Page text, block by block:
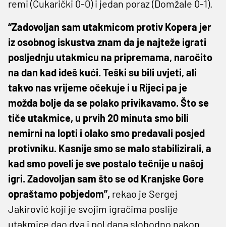
remi (Čukarički 0-0) i jedan poraz (Domžale 0-1).
“Zadovoljan sam utakmicom protiv Kopera jer
iz osobnog iskustva znam da je najteže igrati
posljednju utakmicu na pripremama, naročito
na dan kad ideš kući. Teški su bili uvjeti, ali
takvo nas vrijeme očekuje i u Rijeci pa je
možda bolje da se polako privikavamo. Što se
tiče utakmice, u prvih 20 minuta smo bili
nemirni na lopti i olako smo predavali posjed
protivniku. Kasnije smo se malo stabilizirali, a
kad smo poveli je sve postalo tečnije u našoj
igri. Zadovoljan sam što se od Kranjske Gore
opraštamo pobjedom”, rekao je Sergej
Jakirović koji je svojim igračima poslije
utakmice dao dva i pol dana slobodno nakon